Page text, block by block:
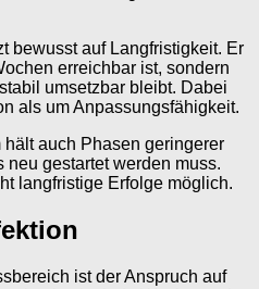
bewusst auf Langfristigkeit. Er
erreichbar ist, sondern
umsetzbar bleibt. Dabei
als um Anpassungsfähigkeit.
auch Phasen geringerer
gestartet werden muss.
langfristige Erfolge möglich.
ist der Anspruch auf